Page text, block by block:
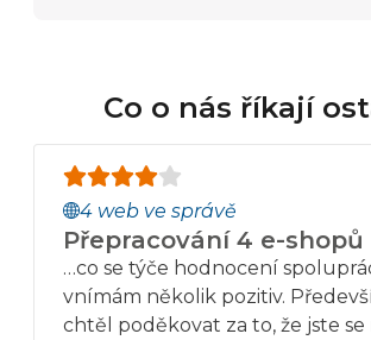
Co o nás říkají
4 web ve správě
Přepracování 4 e-shopů
…co se týče hodnocení
vnímám několik pozitiv.
chtěl poděkovat za to, že jste se